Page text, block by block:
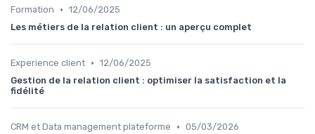
Formation • 12/06/2025
Les métiers de la relation client : un aperçu complet
Experience client • 12/06/2025
Gestion de la relation client : optimiser la satisfaction et la
fidélité
CRM et Data management plateforme • 05/03/2026